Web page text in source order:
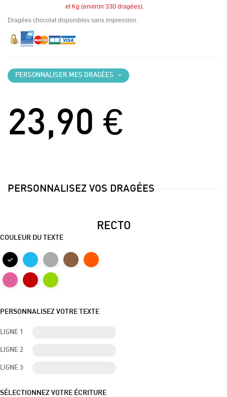
et Kg (environ 330 dragées).
Dragées chocolat disponibles sans impression.
PERSONNALISER MES DRAGÉES
23,90 €
PERSONNALISEZ VOS DRAGÉES
RECTO
COULEUR DU TEXTE
PERSONNALISEZ VOTRE TEXTE
LIGNE 1
LIGNE 2
LIGNE 3
SÉLECTIONNEZ VOTRE ÉCRITURE